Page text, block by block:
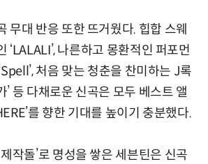
무대 반응 또한 뜨거웠다. 힙합 스웨
‘LALALI’, 나른하고 몽환적인 퍼포먼
처음 맞는 청춘을 찬미하는 J록
’ 등 다채로운 신곡은 모두 베스트 앨
를 향한 기대를 높이기 충분했다.
작돌’로 명성을 쌓은 세븐틴은 신곡